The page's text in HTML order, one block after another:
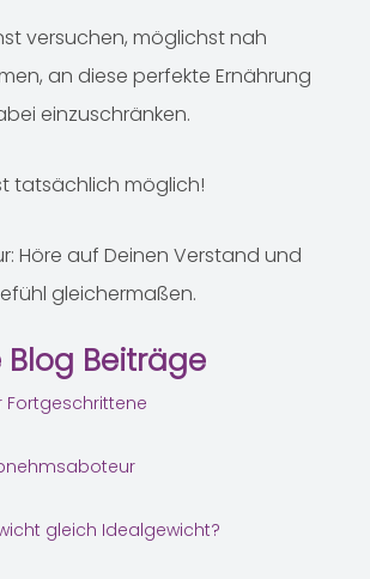
versuchen, möglichst nah
an diese perfekte Ernährung
einzuschränken.
tatsächlich möglich!
Höre auf Deinen Verstand und
gleichermaßen.
Blog Beiträge
Fortgeschrittene
gleich Idealgewicht?